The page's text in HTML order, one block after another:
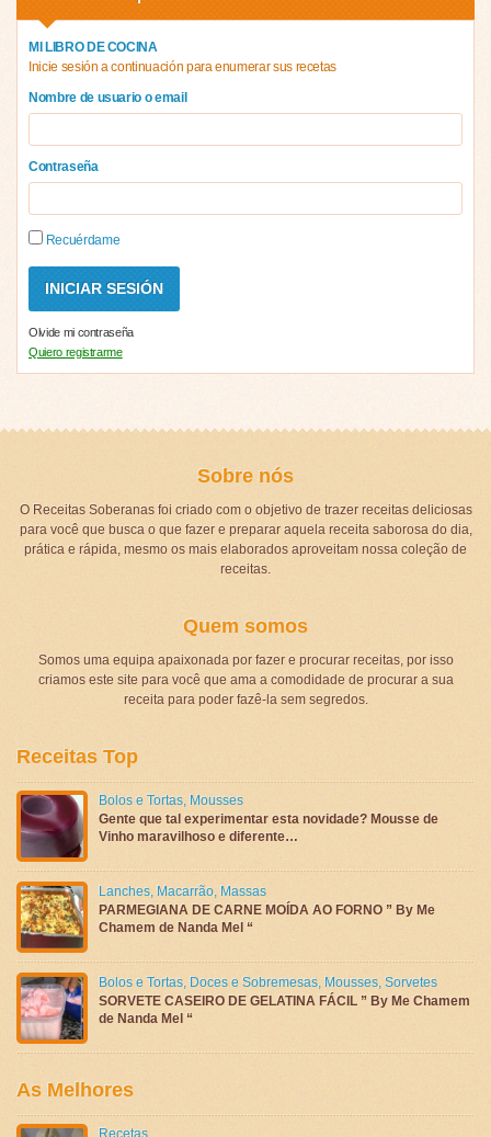
MI LIBRO DE COCINA
Inicie sesión a continuación para enumerar sus recetas
Nombre de usuario o email
Contraseña
Recuérdame
Olvide mi contraseña
Quiero registrarme
Sobre nós
O Receitas Soberanas foi criado com o objetivo de trazer receitas deliciosas
para você que busca o que fazer e preparar aquela receita saborosa do dia,
prática e rápida, mesmo os mais elaborados aproveitam nossa coleção de
receitas.
Quem somos
Somos uma equipa apaixonada por fazer e procurar receitas, por isso
criamos este site para você que ama a comodidade de procurar a sua
receita para poder fazê-la sem segredos.
Receitas Top
Bolos e Tortas, Mousses
Gente que tal experimentar esta novidade? Mousse de
Vinho maravilhoso e diferente…
Lanches, Macarrão, Massas
PARMEGIANA DE CARNE MOÍDA AO FORNO ” By Me
Chamem de Nanda Mel “
Bolos e Tortas, Doces e Sobremesas, Mousses, Sorvetes
SORVETE CASEIRO DE GELATINA FÁCIL ” By Me Chamem
de Nanda Mel “
As Melhores
Recetas